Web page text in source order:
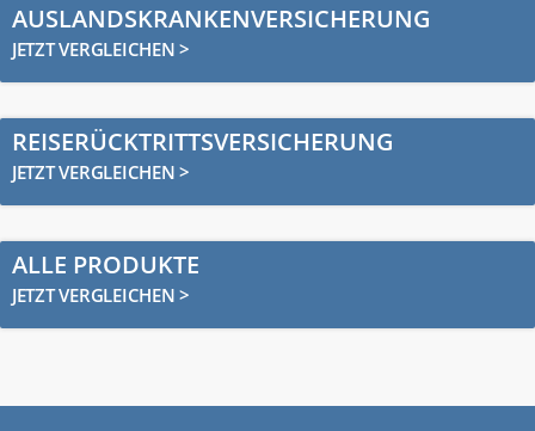
AUSLANDSKRANKENVERSICHERUNG
JETZT VERGLEICHEN >
REISERÜCKTRITTSVERSICHERUNG
JETZT VERGLEICHEN >
ALLE PRODUKTE
JETZT VERGLEICHEN >